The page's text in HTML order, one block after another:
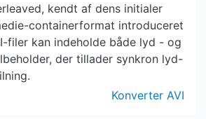
kendt af dens initialer
containerformat introduceret
filer kan indeholde både lyd - og
der tillader synkron lyd-
Konverter AVI